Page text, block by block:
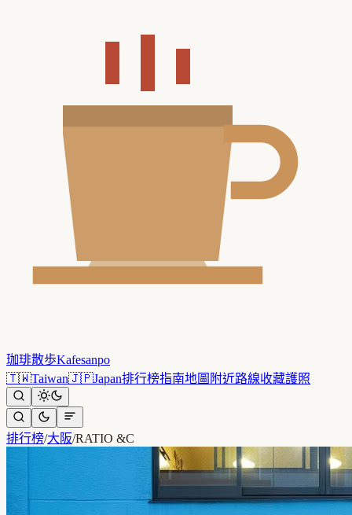
珈琲散歩Kafesanpo
🇹🇼Taiwan🇯🇵Japan排行榜指南地圖 附近路線收藏護照
排行榜/大阪/RATIO &C